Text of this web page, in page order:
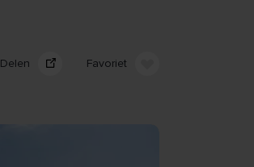
Delen Favoriet